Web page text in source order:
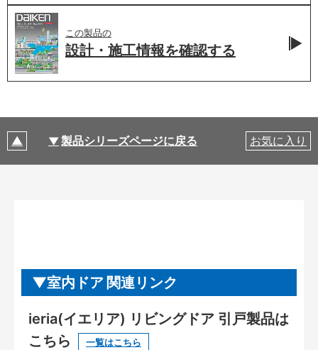
この製品の
設計・施工情報を確認する
製品シリーズページに戻る お気に入り
室内ドア 関連リンク
ieria(イエリア) リビングドア 引戸製品は
こちら
一覧はこちら